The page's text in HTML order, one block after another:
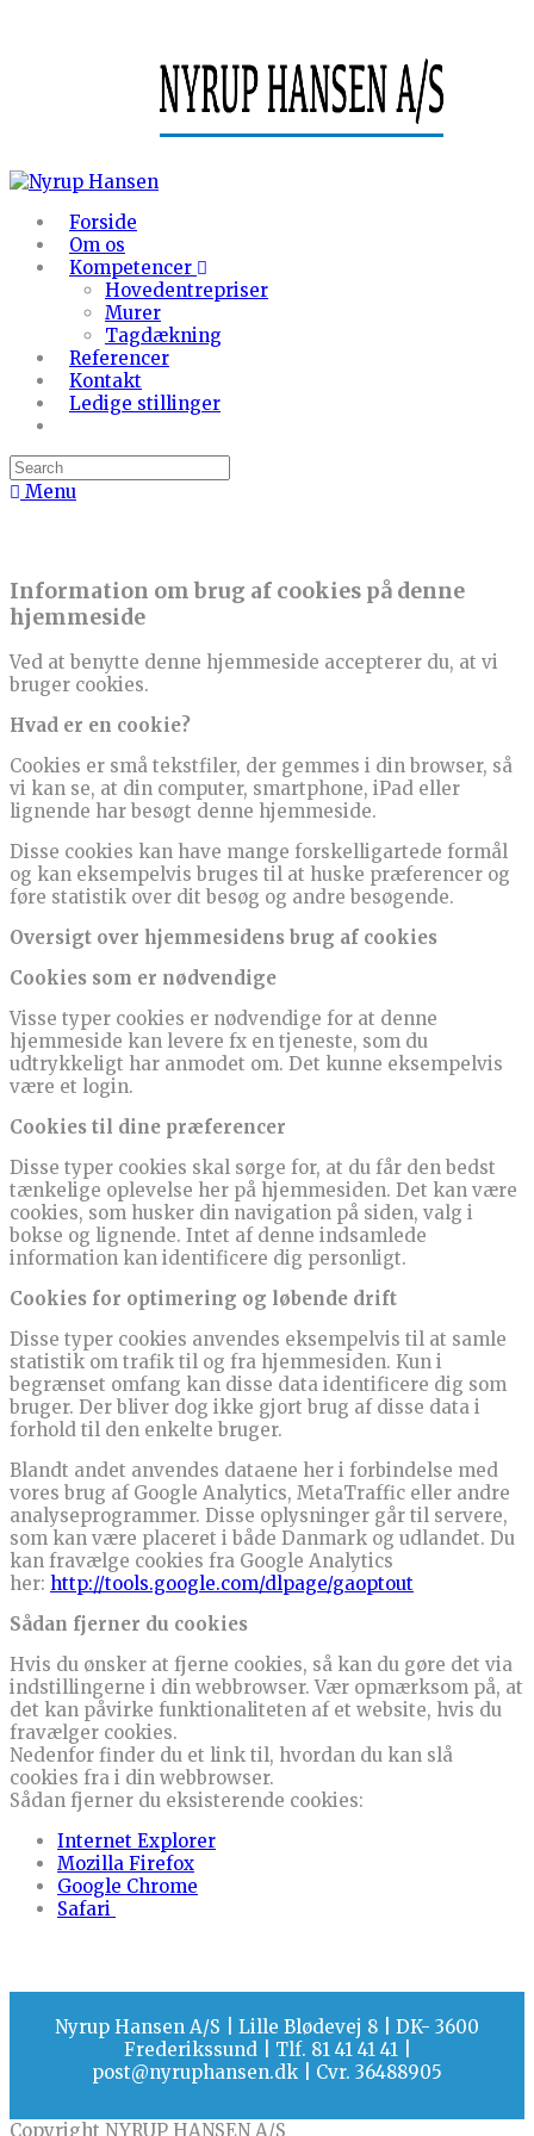
Forside
Om os
Kompetencer
Hovedentrepriser
Murer
Tagdækning
Referencer
Kontakt
Ledige stillinger
Menu
Information om brug af cookies på denne
hjemmeside
Ved at benytte denne hjemmeside accepterer du, at vi
bruger cookies.
Hvad er en cookie?
Cookies er små tekstfiler, der gemmes i din browser, så
vi kan se, at din computer, smartphone, iPad eller
lignende har besøgt denne hjemmeside.
Disse cookies kan have mange forskelligartede formål
og kan eksempelvis bruges til at huske præferencer og
føre statistik over dit besøg og andre besøgende.
Oversigt over hjemmesidens brug af cookies
Cookies som er nødvendige
Visse typer cookies er nødvendige for at denne
hjemmeside kan levere fx en tjeneste, som du
udtrykkeligt har anmodet om. Det kunne eksempelvis
være et login.
Cookies til dine præferencer
Disse typer cookies skal sørge for, at du får den bedst
tænkelige oplevelse her på hjemmesiden. Det kan være
cookies, som husker din navigation på siden, valg i
bokse og lignende. Intet af denne indsamlede
information kan identificere dig personligt.
Cookies for optimering og løbende drift
Disse typer cookies anvendes eksempelvis til at samle
statistik om trafik til og fra hjemmesiden. Kun i
begrænset omfang kan disse data identificere dig som
bruger. Der bliver dog ikke gjort brug af disse data i
forhold til den enkelte bruger.
Blandt andet anvendes dataene her i forbindelse med
vores brug af Google Analytics, MetaTraffic eller andre
analyseprogrammer. Disse oplysninger går til servere,
som kan være placeret i både Danmark og udlandet. Du
kan fravælge cookies fra Google Analytics
her: http://tools.google.com/dlpage/gaoptout
Sådan fjerner du cookies
Hvis du ønsker at fjerne cookies, så kan du gøre det via
indstillingerne i din webbrowser. Vær opmærksom på, at
det kan påvirke funktionaliteten af et website, hvis du
fravælger cookies.
Nedenfor finder du et link til, hvordan du kan slå
cookies fra i din webbrowser.
Sådan fjerner du eksisterende cookies:
Internet Explorer
Mozilla Firefox
Google Chrome
Safari
Nyrup Hansen A/S | Lille Blødevej 8 | DK- 3600
Frederikssund | Tlf. 81 41 41 41 |
post@nyruphansen.dk | Cvr. 36488905
Copyright NYRUP HANSEN A/S